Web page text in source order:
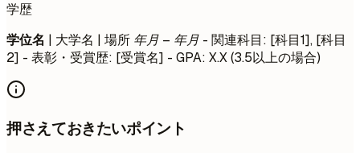
学歴
学位名 | 大学名 | 場所 年月 – 年月 - 関連科目: [科目1], [科目
2] - 表彰・受賞歴: [受賞名] - GPA: X.X (3.5以上の場合)
押さえておきたいポイント